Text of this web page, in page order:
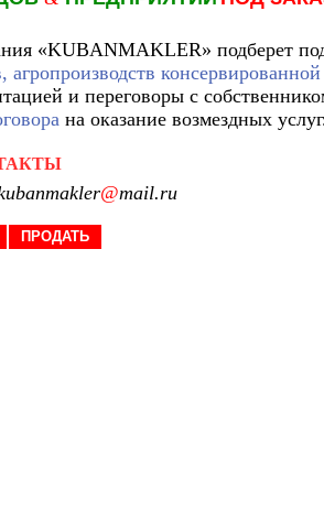
«KUBANMAKLER» подберет под
агропроизводств
и переговоры с
на оказание возмездных
@mail.ru
ПРОДАТЬ